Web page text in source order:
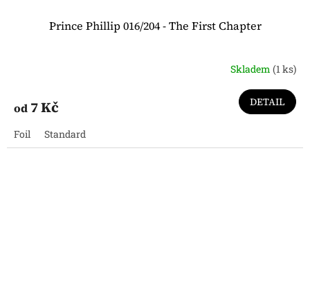
Prince Phillip 016/204 - The First Chapter
Skladem (1 ks)
od 7 Kč DETAIL
Foil Standard